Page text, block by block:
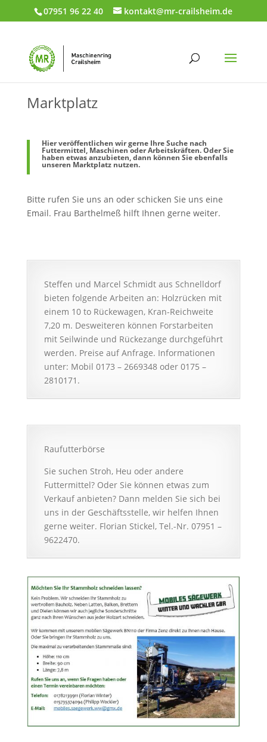
07951 96 22 40 kontakt@mr-crailsheim.de
Marktplatz
Hier veröffentlichen wir gerne Ihre Suche nach
Futtermittel, Maschinen oder Arbeitskräften. Oder Sie
haben etwas anzubieten, dann können Sie ebenfalls
unseren Marktplatz nutzen.
Bitte rufen Sie uns an oder schicken Sie uns eine
Email. Frau Barthelmeß hilft Ihnen gerne weiter.
Steffen und Marcel Schmidt aus Schnelldorf
bieten folgende Arbeiten an: Holzrücken mit
einem 10 to Rückewagen, Kran-Reichweite
7,20 m. Desweiteren können Forstarbeiten
mit Seilwinde und Rückezange durchgeführt
werden. Preise auf Anfrage. Informationen
unter: Mobil 0173 – 2669348 oder 0175 –
2810171.
Raufutterbörse
Sie suchen Stroh, Heu oder andere
Futtermittel? Oder Sie können etwas zum
Verkauf anbieten? Dann melden Sie sich bei
uns in der Geschäftsstelle, wir helfen Ihnen
gerne weiter. Florian Stickel, Tel.-Nr. 07951 –
9622470.